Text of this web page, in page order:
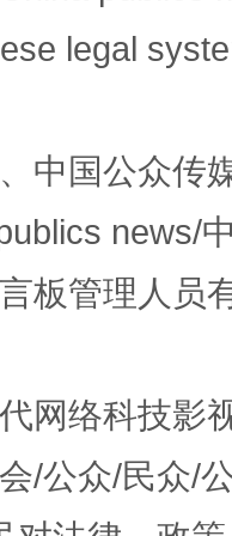
legal
中国公众传
news/
板管理人员
网络科技影
/公众/民众/